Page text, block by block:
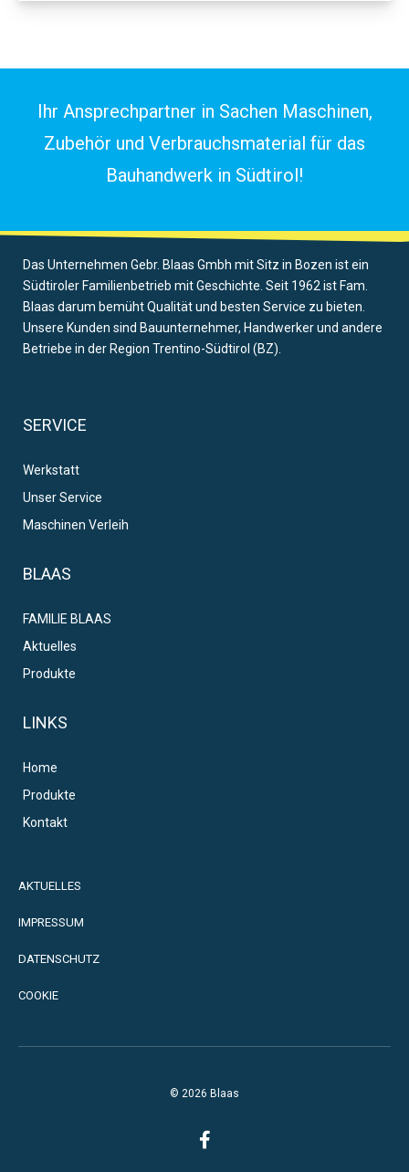
Ihr Ansprechpartner in Sachen Maschinen,
Zubehör und Verbrauchsmaterial für das
Bauhandwerk in Südtirol!
Das Unternehmen Gebr. Blaas Gmbh mit Sitz in Bozen ist ein
Südtiroler Familienbetrieb mit Geschichte. Seit 1962 ist Fam.
Blaas darum bemüht Qualität und besten Service zu bieten.
Unsere Kunden sind Bauunternehmer, Handwerker und andere
Betriebe in der Region Trentino-Südtirol (BZ).
SERVICE
Werkstatt
Unser Service
Maschinen Verleih
BLAAS
FAMILIE BLAAS
Aktuelles
Produkte
LINKS
Home
Produkte
Kontakt
AKTUELLES
IMPRESSUM
DATENSCHUTZ
COOKIE
© 2026 Blaas